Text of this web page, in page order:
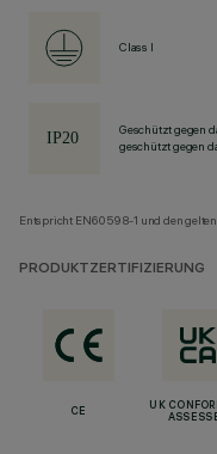
Class I
Geschützt gegen
geschützt gegen
Entspricht EN60598-1 und den
PRODUKTZERTIFIZIERUNG
CE
UK